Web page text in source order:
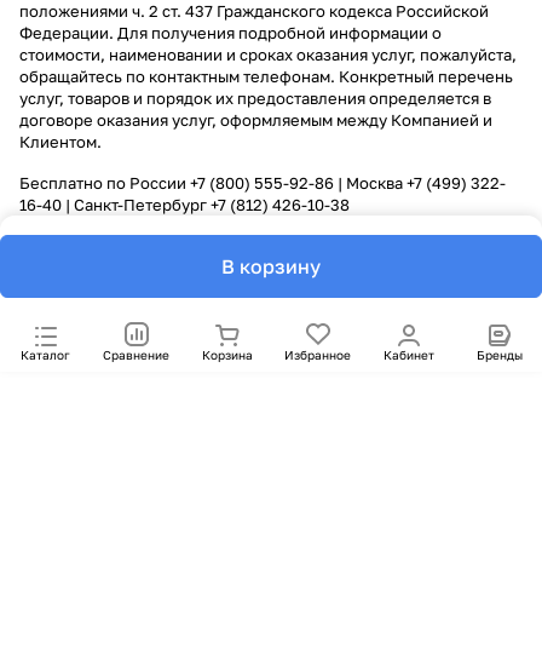
В корзину
Каталог Сравнение Корзина Избранное Кабинет Бренды
положениями ч. 2 ст. 437 Гражданского кодекса Российской
Федерации. Для получения подробной информации о
стоимости, наименовании и сроках оказания услуг, пожалуйста,
обращайтесь по контактным телефонам. Конкретный перечень
услуг, товаров и порядок их предоставления определяется в
договоре оказания услуг, оформляемым между Компанией и
Клиентом.
Бесплатно по России +7 (800) 555-92-86 | Москва+7 (499) 322-
16-40 | Санкт-Петербург+7 (812) 426-10-38